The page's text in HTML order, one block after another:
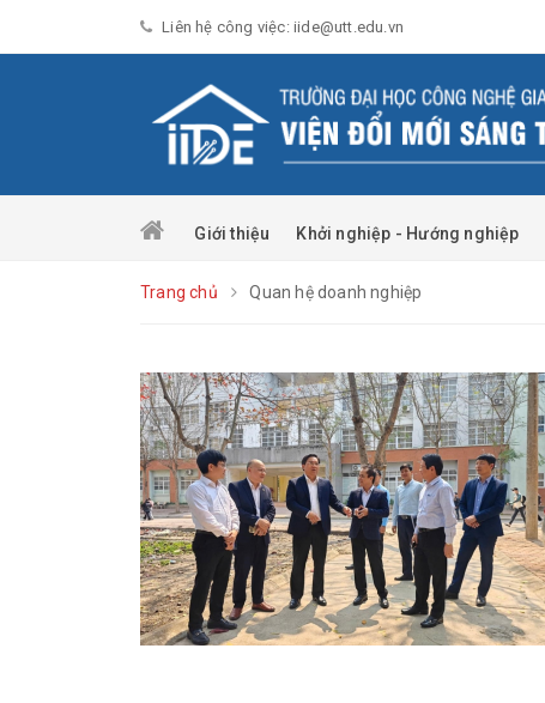
Liên hệ công việc: iide@utt.edu.vn
Giới thiệu Khởi nghiệp - Hướng nghiệp
Trang chủ Quan hệ doanh nghiệp